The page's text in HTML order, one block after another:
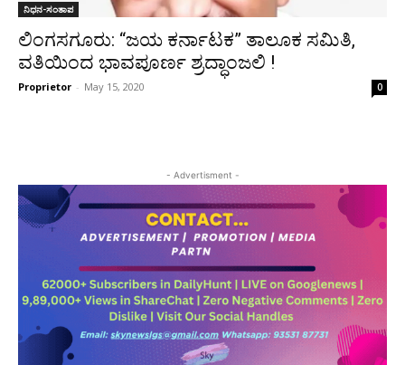
ನಿಧನ-ಸಂತಾಪ
ಲಿಂಗಸಗೂರು: “ಜಯ ಕರ್ನಾಟಕ” ತಾಲೂಕ ಸಮಿತಿ,
ವತಿಯಿಂದ ಭಾವಪೂರ್ಣ ಶ್ರದ್ಧಾಂಜಲಿ !
Proprietor - May 15, 2020 0
- Advertisment -